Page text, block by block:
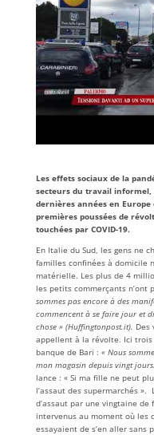
Les effets sociaux de la
secteurs du travail informel,
dernières années en
premières poussées de
touchées par COVID-19.
En Italie du Sud, les gens ne
familles confinées à domicile
matérielle. Les plus de 4
les petits commerçants n’ont
sommes pas encore à des
commencent à se faire jour et
chose » (Huffingtonpost.it). Des
appellent à la révolte. Ici trois
banque de Bari : « Nous
mon magasin depuis vingt
lance : « Si ma fille ne peut
l’assaut des supermarchés ».
d’assaut par une vingtaine
intervenus au moment où les
essayaient de s’en aller sans